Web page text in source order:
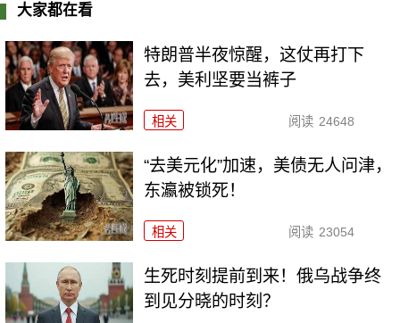
大家都在看
特朗普半夜惊醒，这仗再打下
去，美利坚要当裤子
相关 阅读 24648
“去美元化”加速，美债无人问津，
东瀛被锁死！
相关 阅读 23054
生死时刻提前到来！俄乌战争终
到见分晓的时刻？